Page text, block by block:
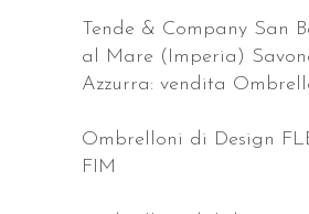
Tende & Company San
al Mare (Imperia)
Azzurra: vendita
Ombrelloni di Design
FIM